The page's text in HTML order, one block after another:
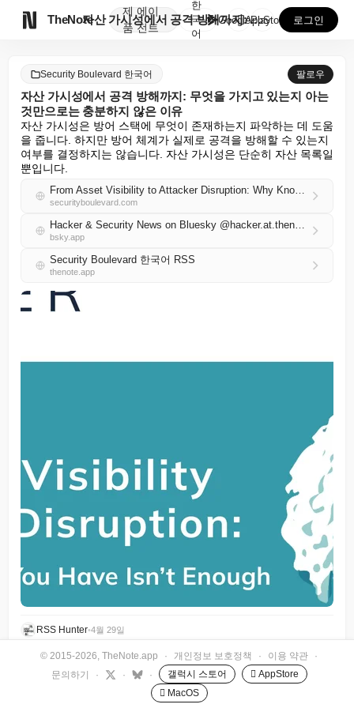
TheNote
제
품
에이
전트
자산 가시성에서 공격 방해까지: 무엇을 가지고 있는지 ...
한
국
어
GooglePlay
AppStore 로그인
Security Boulevard 한국어 팔로우
자산 가시성에서 공격 방해까지: 무엇을 가지고 있는지 아는
것만으로는 충분하지 않은 이유
자산 가시성은 방어 스택에 무엇이 존재하는지 파악하는 데 도움
을 줍니다. 하지만 방어 체계가 실제로 공격을 방해할 수 있는지
여부를 결정하지는 않습니다. 자산 가시성은 단순히 자산 목록일
뿐입니다.
From Asset Visibility to Attacker Disruption: Why Knowing What You Have Isn’t Enough
securityboulevard.com
Hacker & Security News on Bluesky @hacker.at.thenote.app
bsky.app
Security Boulevard 한국어 RSS
thenote.app
RSS Hunter•4월 29일
© 2015-2026, TheNote.app · 개인정보 보호정책 · 이용 약관
·
문의하기
· · · 갤럭시 스토어
 AppStore
 MacOS